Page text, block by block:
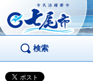
市民活躍都市 七尾
市
検索